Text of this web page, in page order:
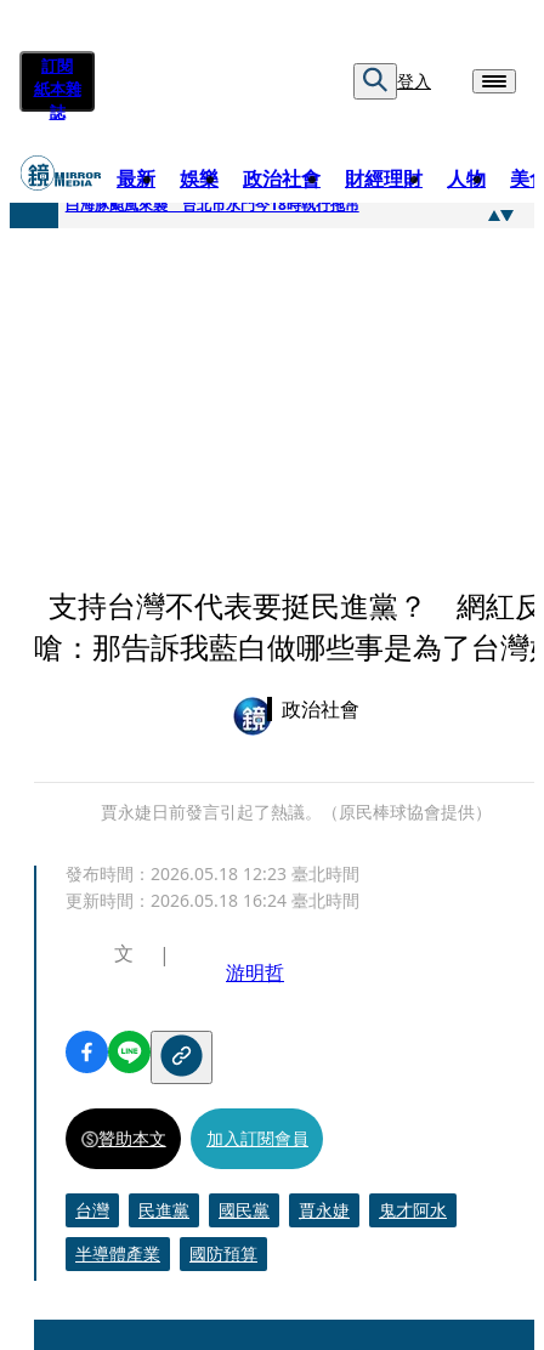
訂閱
紙本雜
誌
登入
最新 娛樂 政治社會 財經理財 人物 美
快訊
白海豚颱風來襲 台北市水門今18時執行拖吊
支持台灣不代表要挺民進黨？ 網紅反
嗆：那告訴我藍白做哪些事是為了台灣
政治社會
賈永婕日前發言引起了熱議。（原民棒球協會提供）
發布時間： 2026.05.18 12:23 臺北時間
更新時間： 2026.05.18 16:24 臺北時間
文
游明哲
贊助本文 加入訂閱會員
台灣 民進黨 國民黨 賈永婕
鬼才阿水
半導體產業
國防預算